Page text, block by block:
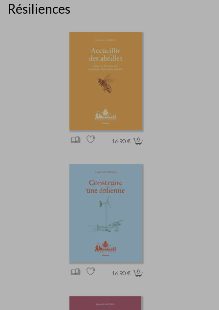
Résiliences
16.90 €
16.90 €